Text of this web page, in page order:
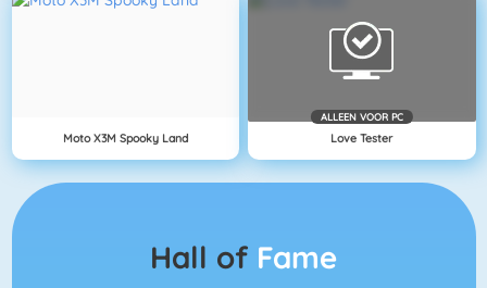
Moto X3M Spooky Land
ALLEEN VOOR PC
Love Tester
Hall of Fame